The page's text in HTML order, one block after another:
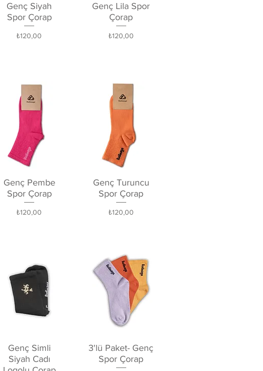
Hızlı Bakış
Genç Siyah
Spor Çorap
Fiyat
₺120,00
Hızlı Bakış
Genç Lila Spor
Çorap
Fiyat
₺120,00
Hızlı Bakış
Genç Pembe
Spor Çorap
Fiyat
₺120,00
Hızlı Bakış
Genç Turuncu
Spor Çorap
Fiyat
₺120,00
Hızlı Bakış
Genç Simli
Siyah Cadı
Hızlı Bakış
3'lü Paket- Genç
Spor Çorap